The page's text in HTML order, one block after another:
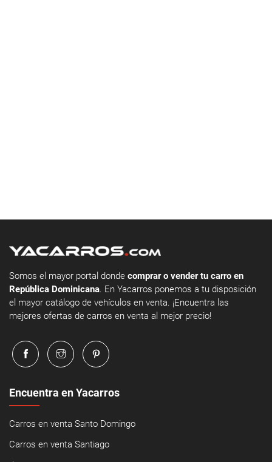
Somos el mayor portal donde comprar o vender tu carro en
República Dominicana. En Yacarros ponemos a tu disposición
el mayor catálogo de vehículos en venta. ¡Encuentra las
mejores ofertas de carros en venta al mejor precio!
Encuentra en Yacarros
Carros en venta Santo Domingo
Carros en venta Santiago